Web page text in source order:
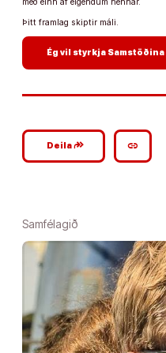
með einn af eigendum hennar.
Þitt framlag skiptir máli.
Ég vil styrkja Samstöðina
Deilagoogle_plus_reshare link
Samfélagið